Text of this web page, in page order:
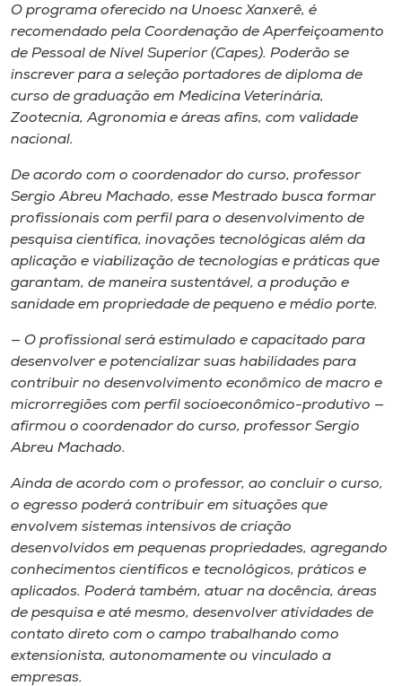
A+
A-
O programa oferecido na Unoesc Xanxerê, é
recomendado pela Coordenação de Aperfeiçoamento
de Pessoal de Nível Superior (Capes). Poderão se
inscrever para a seleção portadores de diploma de
curso de graduação em Medicina Veterinária,
Zootecnia, Agronomia e áreas afins, com validade
nacional.
De acordo com o coordenador do curso, professor
Sergio Abreu Machado, esse Mestrado busca formar
profissionais com perfil para o desenvolvimento de
pesquisa científica, inovações tecnológicas além da
aplicação e viabilização de tecnologias e práticas que
garantam, de maneira sustentável, a produção e
sanidade em propriedade de pequeno e médio porte.
— O profissional será estimulado e capacitado para
desenvolver e potencializar suas habilidades para
contribuir no desenvolvimento econômico de macro e
microrregiões com perfil socioeconômico-produtivo —
afirmou o coordenador do curso, professor Sergio
Abreu Machado.
Ainda de acordo com o professor, ao concluir o curso,
o egresso poderá contribuir em situações que
envolvem sistemas intensivos de criação
desenvolvidos em pequenas propriedades, agregando
conhecimentos científicos e tecnológicos, práticos e
aplicados. Poderá também, atuar na docência, áreas
de pesquisa e até mesmo, desenvolver atividades de
contato direto com o campo trabalhando como
extensionista, autonomamente ou vinculado a
empresas.